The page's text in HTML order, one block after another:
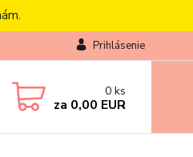
Prihlásenie
0 ks
za 0,00 EUR